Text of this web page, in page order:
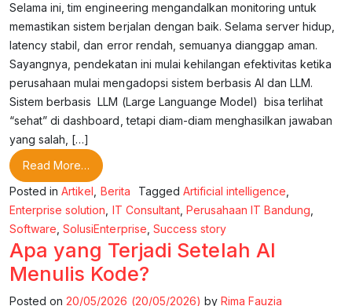
Selama ini, tim engineering mengandalkan monitoring untuk
memastikan sistem berjalan dengan baik. Selama server hidup,
latency stabil, dan error rendah, semuanya dianggap aman.
Sayangnya, pendekatan ini mulai kehilangan efektivitas ketika
perusahaan mulai mengadopsi sistem berbasis AI dan LLM.
Sistem berbasis LLM (Large Languange Model) bisa terlihat
“sehat” di dashboard, tetapi diam-diam menghasilkan jawaban
yang salah, […]
Read More… from Apa Itu AIOps dan Kenapa Penting di Era AI?
Posted inArtikel, Berita Tagged Artificial intelligence,
Enterprise solution, IT Consultant, Perusahaan IT Bandung,
Software,SolusiEnterprise, Success story
Apa yang Terjadi Setelah AI
Menulis Kode?
Posted on20/05/2026 (20/05/2026) by Rima Fauzia